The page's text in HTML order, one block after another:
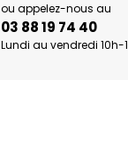
ou appelez-nous au
03 88 19 74 40
Lundi au vendredi 10h-